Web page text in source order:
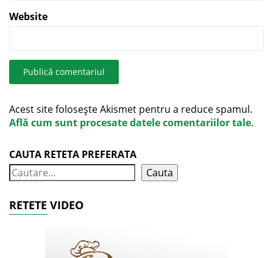
Website
Acest site folosește Akismet pentru a reduce spamul.
Află cum sunt procesate datele comentariilor tale.
CAUTA RETETA PREFERATA
Cauta
RETETE VIDEO